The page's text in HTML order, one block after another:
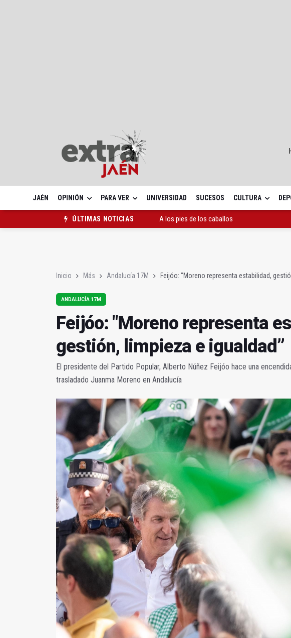
JAÉN OPINIÓN PARA VER UNIVERSIDAD SUCESOS CULTURA
ÚLTIMAS NOTICIAS
A los pies de los caballos
Inicio Más Andalucía 17M Feijóo: "Moreno representa estabilidad,
ANDALUCÍA 17M
Feijóo: "Moreno representa
gestión, limpieza e igualdad”
El presidente del Partido Popular, Alberto Núñez Feijóo hace una
trasladado Juanma Moreno en Andalucía